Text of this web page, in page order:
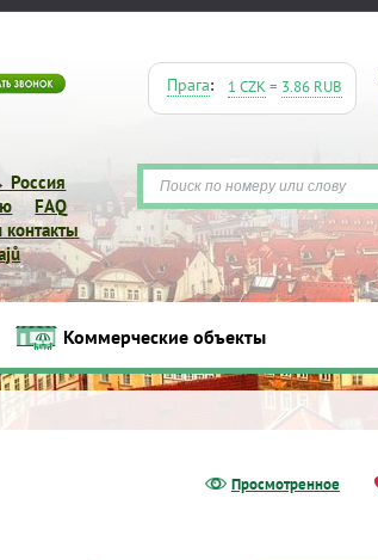
Прага: 1 CZK= 3.86 RUB
FAQ
Коммерческие объекты
Коммерческие объекты
Просмотренное